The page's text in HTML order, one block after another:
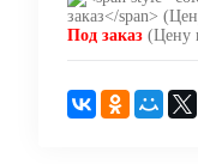
Под заказ (Цену